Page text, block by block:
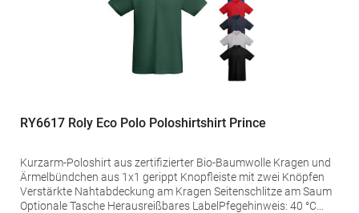
RY6617 Roly Eco Polo Poloshirtshirt Prince
Kurzarm-Poloshirt aus zertifizierter Bio-Baumwolle Kragen und
Ärmelbündchen aus 1x1 gerippt Knopfleiste mit zwei Knöpfen
Verstärkte Nahtabdeckung am Kragen Seitenschlitze am Saum
Optionale Tasche Herausreißbares LabelPfegehinweis: 40 °C